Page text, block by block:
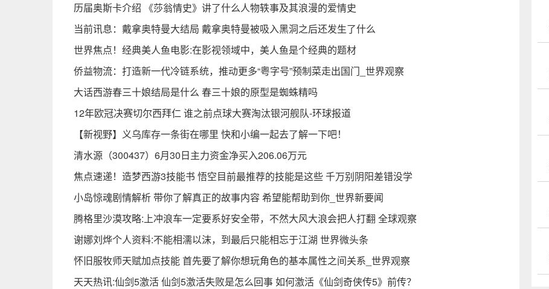
历届奥斯卡介绍 《莎翁情史》讲了什么人物轶事及其浪漫的爱情史
当前讯息：戴拿奥特曼大结局 戴拿奥特曼被吸入黑洞之后还发生了什么
世界焦点！经典美人鱼电影:在影视领域中，美人鱼是个经典的题材
侨益物流：打造新一代冷链系统，推动更多“粤字号”预制菜走出国门_世界观察
大话西游春三十娘结局是什么 春三十娘的原型是蜘蛛精吗
12年欧冠决赛切尔西拜仁 谁之前点球大赛淘汰银河舰队-环球报道
【新视野】义乌库存一条街在哪里 快和小编一起去了解一下吧！
清水源（300437）6月30日主力资金净买入206.06万元
焦点速递！造梦西游3技能书 悟空目前最推荐的技能是这些 千万别阴阳差错没学
小岛惊魂剧情解析 带你了解真正的故事内容 希望能帮助到你_世界新要闻
腾格里沙漠攻略:上冲浪车一定要系好安全带，不然大风大浪会把人打翻 全球观察
谢娜刘烨个人资料:不能相濡以沫，到最后只能相忘于江湖 世界微头条
怀旧服牧师天赋加点技能 首先要了解你想玩角色的基本属性之间关系_世界观察
天天热讯:仙剑5激活 仙剑5激活失败是怎么回事 如何激活《仙剑奇侠传5》前传？